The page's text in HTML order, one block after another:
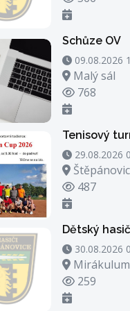
Schůze OV
09.08.2026
09.08.2026
Místo
Malý sál
Počet
768
Tenisový
29.08.2026
29.08.2026
Místo
Počet
487
Dětský
30.08.2026
30.08.2026
Místo
Mirákulum
Počet
259